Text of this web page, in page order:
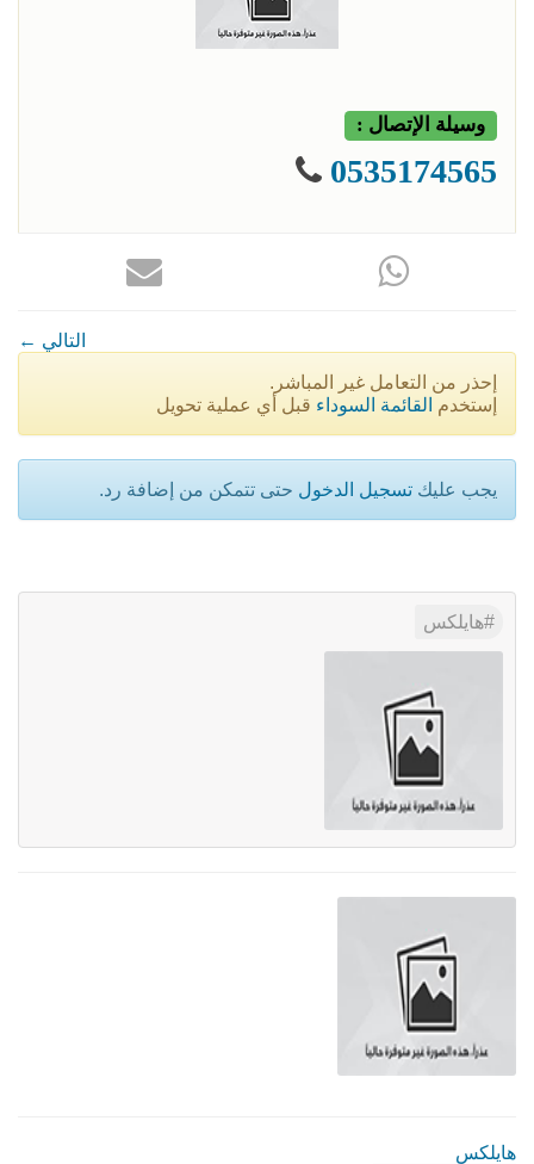
وسيلة الإتصال :
0535174565
← التالي
إحذر من التعامل غير المباشر.
إستخدم القائمة السوداء قبل أي عملية تحويل
يجب عليك تسجيل الدخول حتى تتمكن من إضافة رد.
هايلكس
هايلكس